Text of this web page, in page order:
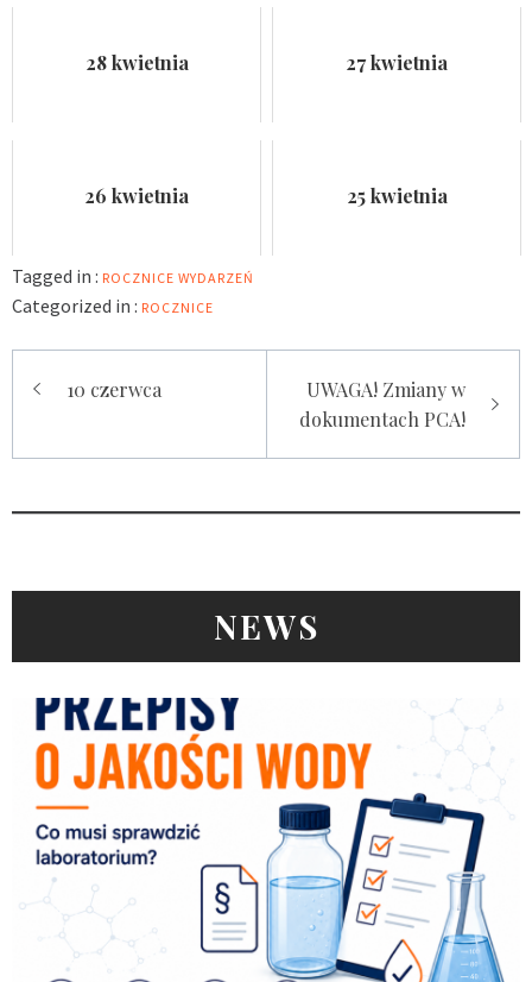
28 kwietnia 27 kwietnia
26 kwietnia 25 kwietnia
Tagged in : ROCZNICE WYDARZEŃ
Categorized in : ROCZNICE
wpisu
10 czerwca
UWAGA! Zmiany w
dokumentach PCA!
NEWS